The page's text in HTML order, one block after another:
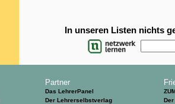
In unseren Listen nichts
Partner
Das LehrerPanel
Der Lehrerselbstverlag